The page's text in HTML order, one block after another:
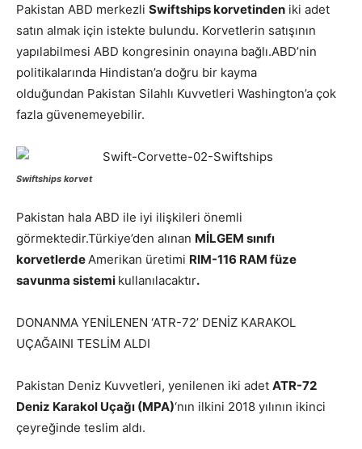
Pakistan ABD merkezli Swiftships korvetinden iki adet
satın almak için istekte bulundu. Korvetlerin satışının
yapılabilmesi ABD kongresinin onayına bağlı.ABD’nin
politikalarında Hindistan’a doğru bir kayma
olduğundan Pakistan Silahlı Kuvvetleri Washington’a çok
fazla güvenemeyebilir.
Swiftships korvet
Pakistan hala ABD ile iyi ilişkileri önemli
görmektedir.Türkiye’den alınan MİLGEM sınıfı
korvetlerdeAmerikan üretimi RIM-116 RAM füze
savunma sistemi kullanılacaktır.
DONANMA YENİLENEN ‘ATR-72’ DENİZ KARAKOL
UÇAĞAINI TESLİM ALDI
Pakistan Deniz Kuvvetleri, yenilenen iki adet ATR-72
Deniz Karakol Uçağı (MPA)‘nın ilkini 2018 yılının ikinci
çeyreğinde teslim aldı.